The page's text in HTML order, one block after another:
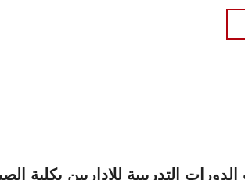
التدريبية للإداريين بكلية